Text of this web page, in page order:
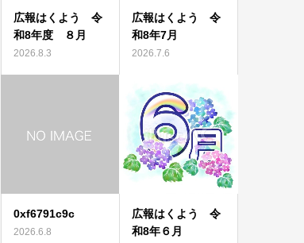
広報はくよう 令
和8年度 ８月
2026.8.3
広報はくよう 令
和8年7月
2026.7.6
0xf6791c9c
2026.6.8
広報はくよう 令
和8年６月